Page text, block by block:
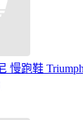
慢跑鞋